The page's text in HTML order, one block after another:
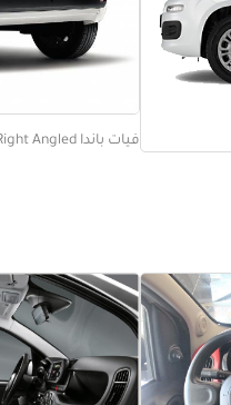
فيات باندا exterior - Rear Right Angled